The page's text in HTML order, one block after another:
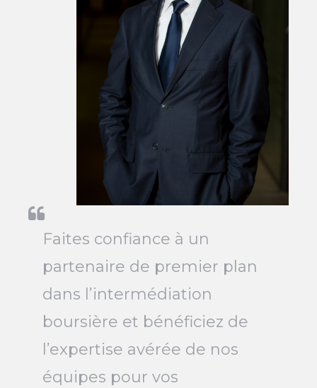
Faites confiance à un
partenaire de premier plan
dans l’intermédiation
boursière et bénéficiez de
l’expertise avérée de nos
équipes pour vos